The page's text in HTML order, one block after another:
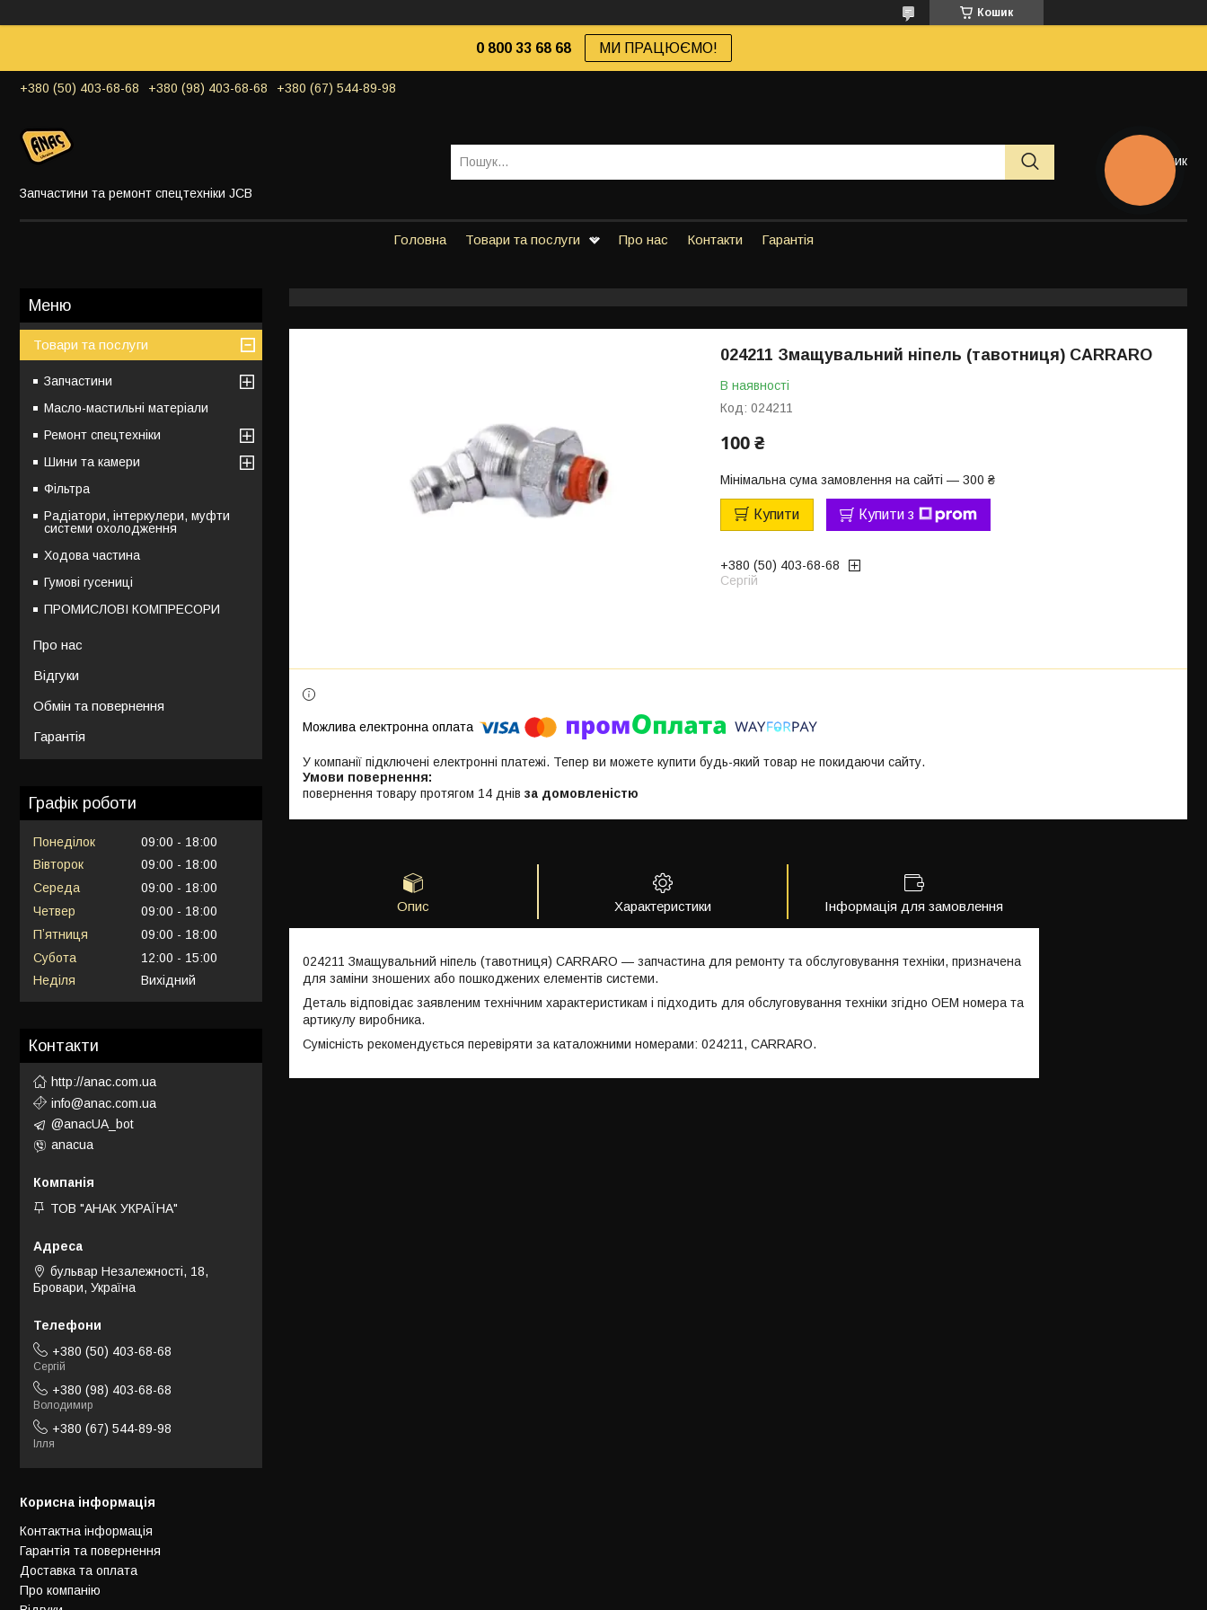
Кошик
0 800 33 68 68 МИ ПРАЦЮЄМО!
+380 (50) 403-68-68 +380 (98) 403-68-68 +380 (67) 544-89-98
Запчастини та ремонт спецтехніки JCB
Кошик
Головна Товари та послуги Про нас Контакти Гарантія
024211 Змащувальний ніпель (тавотниця) CARRARO
В наявності
Код: 024211
100 ₴
Мінімальна сума замовлення на сайті — 300 ₴
Купити Купити з
+380 (50) 403-68-68
Сергій
У компанії підключені електронні платежі. Тепер ви можете купити будь-який товар не покидаючи сайту.
повернення товару протягом 14 днів за домовленістю
Опис Характеристики Інформація для замовлення
024211 Змащувальний ніпель (тавотниця) CARRARO — запчастина для ремонту та обслуговування техніки, призначена
для заміни зношених або пошкоджених елементів системи.
Деталь відповідає заявленим технічним характеристикам і підходить для обслуговування техніки згідно OEM номера та
артикулу виробника.
Сумісність рекомендується перевіряти за каталожними номерами: 024211, CARRARO.
Товари та послуги
Запчастини
Масло-мастильні матеріали
Ремонт спецтехніки
Шини та камери
Фільтра
Радіатори, інтеркулери, муфти
системи охолодження
Ходова частина
Гумові гусениці
ПРОМИСЛОВІ КОМПРЕСОРИ
Про нас
Відгуки
Обмін та повернення
Гарантія
Графік роботи
Понеділок 09:00
18:00
Вівторок
09:00
18:00
Середа
09:00
18:00
Четвер
09:00
18:00
Пʼятниця
09:00
18:00
Субота
12:00
15:00
Неділя
Вихідний
Контакти
http://anac.com.ua
info@anac.com.ua
@anacUA_bot
anacua
ТОВ "АНАК УКРАЇНА"
бульвар Незалежності, 18,
Бровари, Україна
+380 (50) 403-68-68
Сергій
+380 (98) 403-68-68
Володимир
+380 (67) 544-89-98
Ілля
Корисна інформація
Контактна інформація
Гарантія та повернення
Доставка та оплата
Про компанію